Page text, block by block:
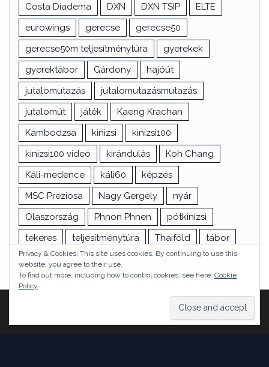
Costa Diadema
DXN DXN TSIP
ELTE
eurowings
gerecse
gerecse50
gerecse50m teljesítménytúra
gyerekek
gyerektábor
Gárdony
hajóút
jutalomutazás
jutalomutazásmutazás
jutalomút
játék
Kaeng Krachan
Kambodzsa
kinizsi
kinizsi100
kinizsi100 videó
kirándulás
Koh Chang
Káli-medence
káli60
képzés
MSC Preziosa
Nagy Gergely
nyár
Olaszország
Phnon Phnen
pótkinizsi
tekeres
teljesítménytúra Thaiföld
tábor
túra
utazás vizsga Ázsia
Theme:Head Blog
Privacy & Cookies: This site uses cookies. By continuing to use this
website, you agree to their use.
To find out more, including how to control cookies, see here: Cookie
Policy